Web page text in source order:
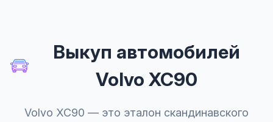
Выкуп автомобилей
Volvo XC90
Volvo XC90 — это эталон скандинавского